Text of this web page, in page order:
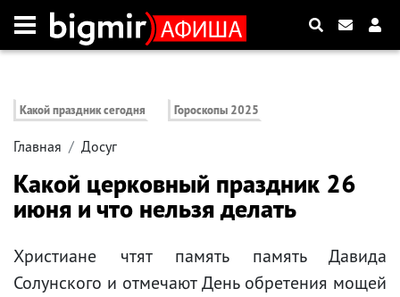
Какой праздник сегодня Гороскопы 2025
Главная Досуг
Какой церковный праздник 26
июня и что нельзя делать
Христиане чтят память память Давида
Солунского и отмечают День обретения мощей